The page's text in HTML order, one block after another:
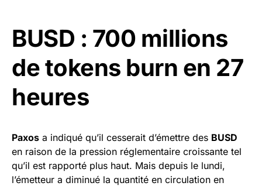
BUSD : 700 millions
de tokens burn en 27
heures
Paxos a indiqué qu’il cesserait d’émettre des BUSD
en raison de la pression réglementaire croissante tel
qu’il est rapporté plus haut. Mais depuis le lundi,
l’émetteur a diminué la quantité en circulation en